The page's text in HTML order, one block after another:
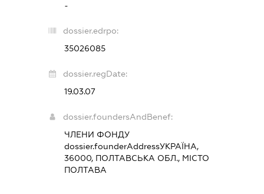
-
dossier.edrpo:
35026085
dossier.regDate:
19.03.07
dossier.foundersAndBenef:
ЧЛЕНИ ФОНДУ
dossier.founderAddressУКРАЇНА,
36000, ПОЛТАВСЬКА ОБЛ., МІСТО
ПОЛТАВА